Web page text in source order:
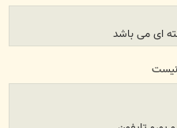
ای می باشد